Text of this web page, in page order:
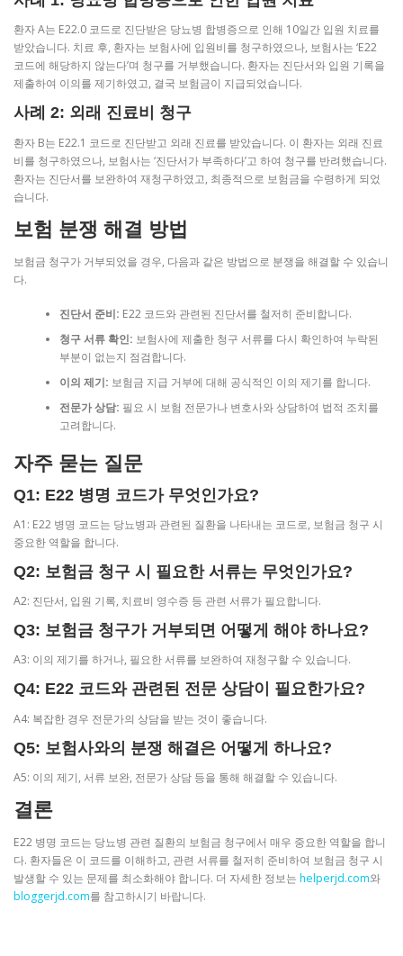
환자 A는 E22.0 코드로 진단받은 당뇨병 합병증으로 인해 10일간 입원 치료를
받았습니다. 치료 후, 환자는 보험사에 입원비를 청구하였으나, 보험사는 ‘E22
코드에 해당하지 않는다’며 청구를 거부했습니다. 환자는 진단서와 입원 기록을
제출하여 이의를 제기하였고, 결국 보험금이 지급되었습니다.
사례 2: 외래 진료비 청구
환자 B는 E22.1 코드로 진단받고 외래 진료를 받았습니다. 이 환자는 외래 진료
비를 청구하였으나, 보험사는 ‘진단서가 부족하다’고 하여 청구를 반려했습니다.
환자는 진단서를 보완하여 재청구하였고, 최종적으로 보험금을 수령하게 되었
습니다.
보험 분쟁 해결 방법
보험금 청구가 거부되었을 경우, 다음과 같은 방법으로 분쟁을 해결할 수 있습니
다.
진단서 준비: E22 코드와 관련된 진단서를 철저히 준비합니다.
청구 서류 확인: 보험사에 제출한 청구 서류를 다시 확인하여 누락된
부분이 없는지 점검합니다.
이의 제기: 보험금 지급 거부에 대해 공식적인 이의 제기를 합니다.
전문가 상담: 필요 시 보험 전문가나 변호사와 상담하여 법적 조치를
고려합니다.
자주 묻는 질문
Q1: E22 병명 코드가 무엇인가요?
A1: E22 병명 코드는 당뇨병과 관련된 질환을 나타내는 코드로, 보험금 청구 시
중요한 역할을 합니다.
Q2: 보험금 청구 시 필요한 서류는 무엇인가요?
A2: 진단서, 입원 기록, 치료비 영수증 등 관련 서류가 필요합니다.
Q3: 보험금 청구가 거부되면 어떻게 해야 하나요?
A3: 이의 제기를 하거나, 필요한 서류를 보완하여 재청구할 수 있습니다.
Q4: E22 코드와 관련된 전문 상담이 필요한가요?
A4: 복잡한 경우 전문가의 상담을 받는 것이 좋습니다.
Q5: 보험사와의 분쟁 해결은 어떻게 하나요?
A5: 이의 제기, 서류 보완, 전문가 상담 등을 통해 해결할 수 있습니다.
결론
E22 병명 코드는 당뇨병 관련 질환의 보험금 청구에서 매우 중요한 역할을 합니
다. 환자들은 이 코드를 이해하고, 관련 서류를 철저히 준비하여 보험금 청구 시
발생할 수 있는 문제를 최소화해야 합니다. 더 자세한 정보는 helperjd.com와
bloggerjd.com를 참고하시기 바랍니다.